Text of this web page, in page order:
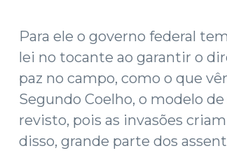
Para ele o governo federal
lei no tocante ao garantir o
paz no campo, como o que
Segundo Coelho, o modelo
revisto, pois as invasões
disso, grande parte dos